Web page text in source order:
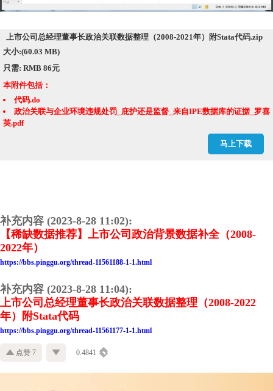
上市公司总经理董事长政治关联数据整理（2008-2021年）附Stata代码.zip
大小:(60.03 MB)
只需: RMB 86元
马上下载
本附件包括：
代码.do
政治关联与企业环境违规处罚_庇护还是监督_来自IPE数据库的证据_罗喜
英.pdf
补充内容 (2023-8-28 11:02):
【稀缺数据推荐】上市公司政治背景数据补全（2008-
2022年）
https://bbs.pinggu.org/thread-11561188-1-1.html
补充内容 (2023-8-28 11:04):
上市公司总经理董事长政治关联数据整理（2008-2022
年）附Stata代码
https://bbs.pinggu.org/thread-11561177-1-1.html
点赞 7 0.4841